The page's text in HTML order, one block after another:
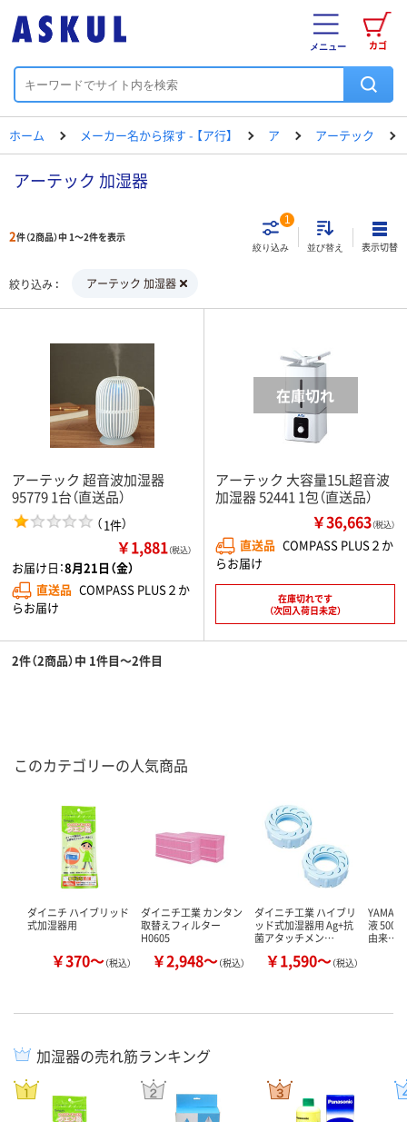
カゴ
メニュー
ホーム メーカー名から探す - 【ア行】 ア アーテック
アーテック 加湿器
2件（2商品）中 1～2件を表示
絞り込み
1
並び替え 表示切替
絞り込み アーテック 加湿器
アーテック 超音波加湿器
95779 1台（直送品）
（1件）
￥1,881（税込）
お届け日：8月21日（金）
直送品 COMPASS PLUS２か
らお届け
アーテック 大容量15L超音波
加湿器 52441 1包（直送品）
￥36,663（税込）
直送品 COMPASS PLUS２か
らお届け
在庫切れです
（次回入荷日未定）
2件（2商品）中 1件目～2件目
このカテゴリーの人気商品
ダイニチ ハイブリッド
式加湿器用
￥370～（税込）
ダイニチ工業 カンタン
取替えフィルター
H0605
￥2,948～（税込）
ダイニチ工業 ハイブリ
ッド式加湿器用 Ag+抗
菌アタッチメン…
￥1,590～（税込）
液
由来…
加湿器の売れ筋ランキング